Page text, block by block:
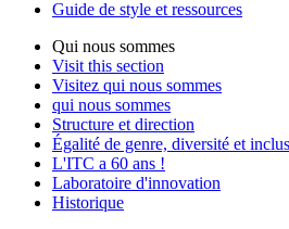
Guide de style et ressources
Qui nous sommes
Visit this section
Visitez qui nous sommes
qui nous sommes
Structure et direction
Égalité de genre, diversité et
L'ITC a 60 ans !
Laboratoire d'innovation
Historique